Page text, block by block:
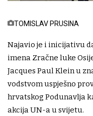
TOMISLAV PRUSINA
Najavio je i inicijativu
imena Zračne luke
Jacques Paul Klein u
vodstvom uspješno
hrvatskog Podunavlja
akcija UN-a u svijetu.